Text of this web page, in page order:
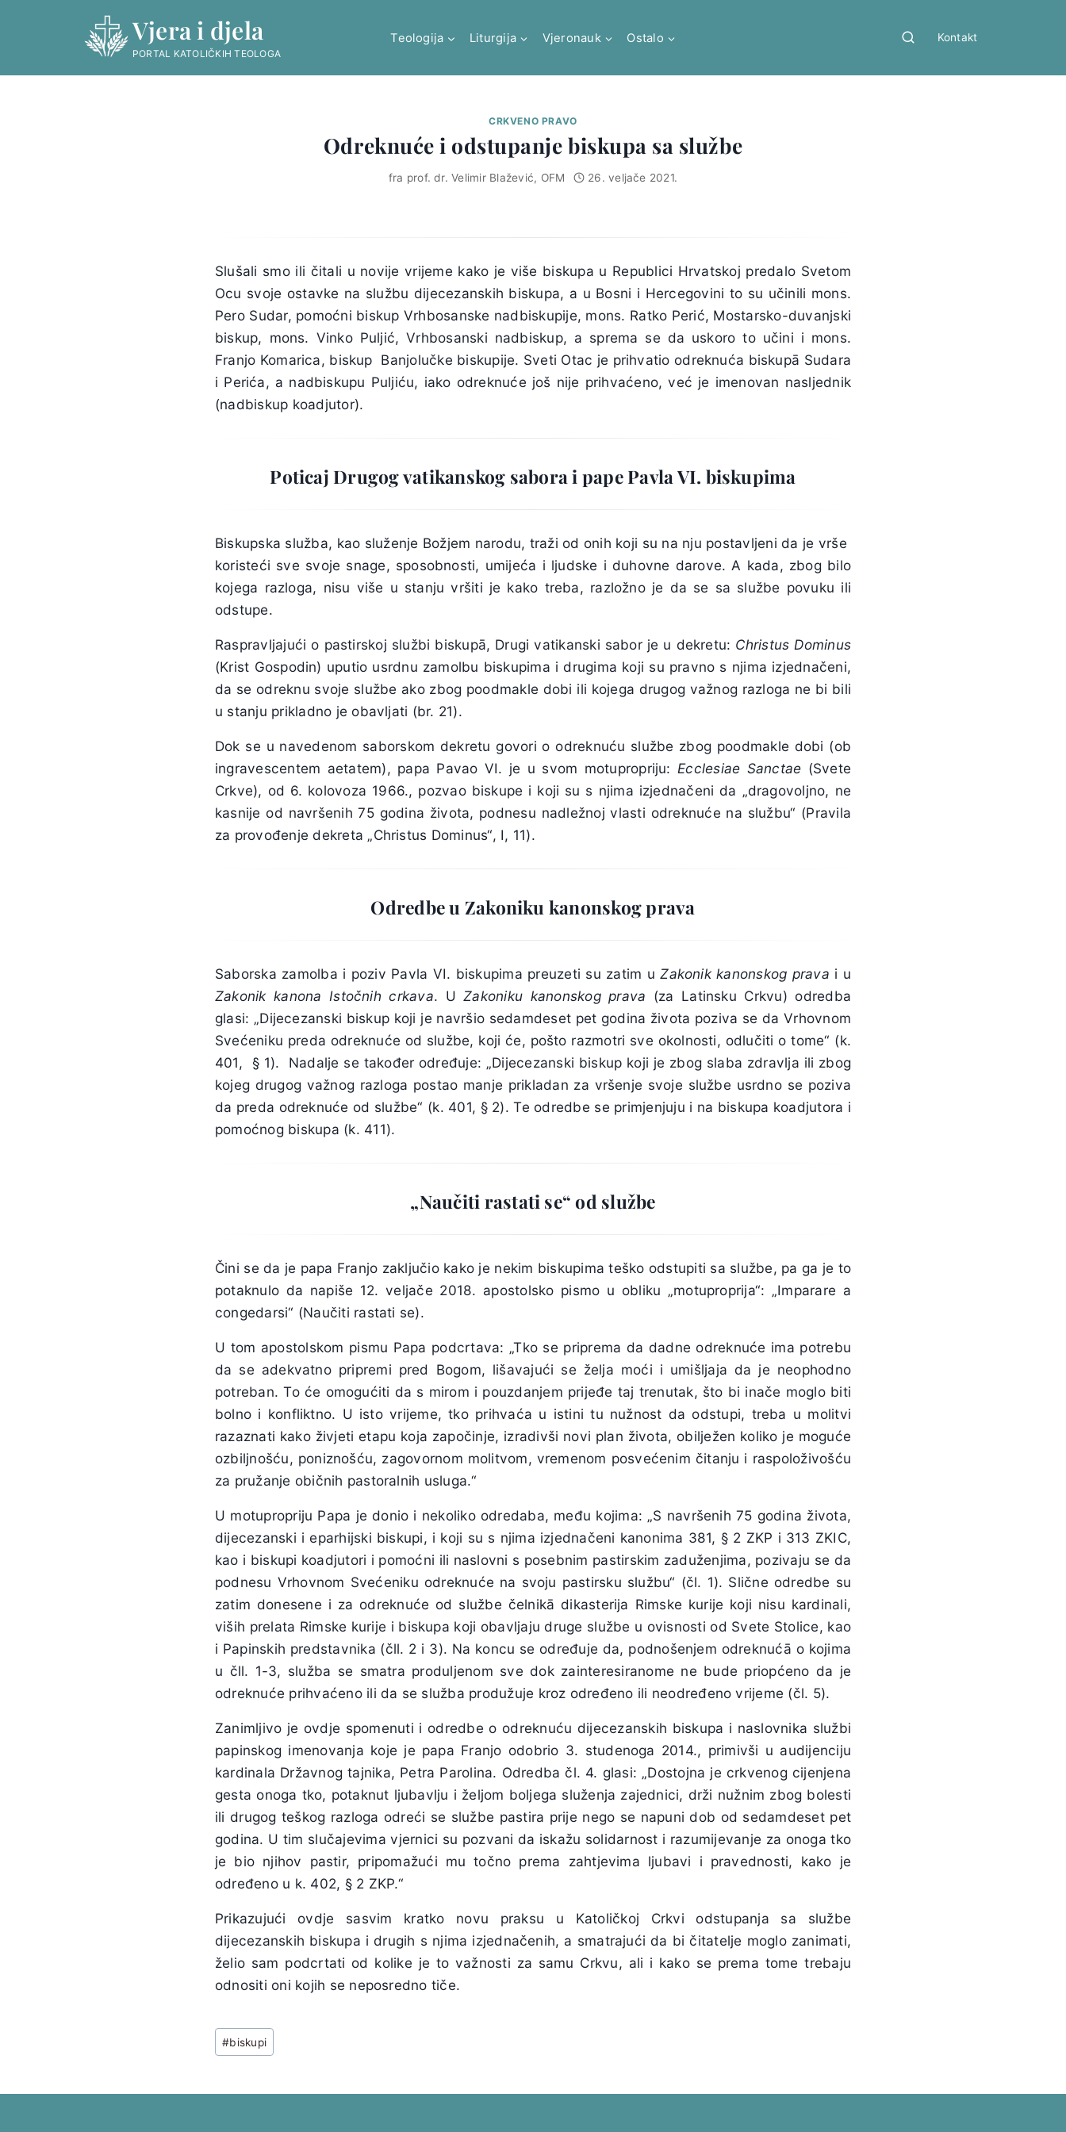
Vjera i djela
PORTAL KATOLIČKIH TEOLOGA
Teologija Liturgija Vjeronauk Ostalo Kontakt
CRKVENO PRAVO
Odreknuće i odstupanje biskupa sa službe
fra prof. dr. Velimir Blažević, OFM 26. veljače 2021.
Slušali smo ili čitali u novije vrijeme kako je više biskupa u Republici Hrvatskoj predalo Svetom
Ocu svoje ostavke na službu dijecezanskih biskupa, a u Bosni i Hercegovini to su učinili mons.
Pero Sudar, pomoćni biskup Vrhbosanske nadbiskupije, mons. Ratko Perić, Mostarsko-duvanjski
biskup, mons. Vinko Puljić, Vrhbosanski nadbiskup, a sprema se da uskoro to učini i mons.
Franjo Komarica, biskup Banjolučke biskupije. Sveti Otac je prihvatio odreknuća biskupā Sudara
i Perića, a nadbiskupu Puljiću, iako odreknuće još nije prihvaćeno, već je imenovan nasljednik
(nadbiskup koadjutor).
Poticaj Drugog vatikanskog sabora i pape Pavla VI. biskupima
Biskupska služba, kao služenje Božjem narodu, traži od onih koji su na nju postavljeni da je vrše
koristeći sve svoje snage, sposobnosti, umijeća i ljudske i duhovne darove. A kada, zbog bilo
kojega razloga, nisu više u stanju vršiti je kako treba, razložno je da se sa službe povuku ili
odstupe.
Raspravljajući o pastirskoj službi biskupā, Drugi vatikanski sabor je u dekretu: Christus Dominus
(Krist Gospodin) uputio usrdnu zamolbu biskupima i drugima koji su pravno s njima izjednačeni,
da se odreknu svoje službe ako zbog poodmakle dobi ili kojega drugog važnog razloga ne bi bili
u stanju prikladno je obavljati (br. 21).
Dok se u navedenom saborskom dekretu govori o odreknuću službe zbog poodmakle dobi (ob
ingravescentem aetatem), papa Pavao VI. je u svom motupropriju: Ecclesiae Sanctae (Svete
Crkve), od 6. kolovoza 1966., pozvao biskupe i koji su s njima izjednačeni da „dragovoljno, ne
kasnije od navršenih 75 godina života, podnesu nadležnoj vlasti odreknuće na službu“ (Pravila
za provođenje dekreta „Christus Dominus“, I, 11).
Odredbe u Zakoniku kanonskog prava
Saborska zamolba i poziv Pavla VI. biskupima preuzeti su zatim uZakonik kanonskog prava i u
Zakonik kanona Istočnih crkava. UZakoniku kanonskog prava (za Latinsku Crkvu) odredba
glasi: „Dijecezanski biskup koji je navršio sedamdeset pet godina života poziva se da Vrhovnom
Svećeniku preda odreknuće od službe, koji će, pošto razmotri sve okolnosti, odlučiti o tome“ (k.
401, § 1). Nadalje se također određuje: „Dijecezanski biskup koji je zbog slaba zdravlja ili zbog
kojeg drugog važnog razloga postao manje prikladan za vršenje svoje službe usrdno se poziva
da preda odreknuće od službe“ (k. 401, § 2). Te odredbe se primjenjuju i na biskupa koadjutora i
pomoćnog biskupa (k. 411).
„Naučiti rastati se“ od službe
Čini se da je papa Franjo zaključio kako je nekim biskupima teško odstupiti sa službe, pa ga je to
potaknulo da napiše 12. veljače 2018. apostolsko pismo u obliku „motuproprija“: „Imparare a
congedarsi“ (Naučiti rastati se).
U tom apostolskom pismu Papa podcrtava: „Tko se priprema da dadne odreknuće ima potrebu
da se adekvatno pripremi pred Bogom, lišavajući se želja moći i umišljaja da je neophodno
potreban. To će omogućiti da s mirom i pouzdanjem prijeđe taj trenutak, što bi inače moglo biti
bolno i konfliktno. U isto vrijeme, tko prihvaća u istini tu nužnost da odstupi, treba u molitvi
razaznati kako živjeti etapu koja započinje, izradivši novi plan života, obilježen koliko je moguće
ozbiljnošću, poniznošću, zagovornom molitvom, vremenom posvećenim čitanju i raspoloživošću
za pružanje običnih pastoralnih usluga.“
U motupropriju Papa je donio i nekoliko odredaba, među kojima: „S navršenih 75 godina života,
dijecezanski i eparhijski biskupi, i koji su s njima izjednačeni kanonima 381, § 2 ZKP i 313 ZKIC,
kao i biskupi koadjutori i pomoćni ili naslovni s posebnim pastirskim zaduženjima, pozivaju se da
podnesu Vrhovnom Svećeniku odreknuće na svoju pastirsku službu“ (čl. 1). Slične odredbe su
zatim donesene i za odreknuće od službe čelnikā dikasterija Rimske kurije koji nisu kardinali,
viših prelata Rimske kurije i biskupa koji obavljaju druge službe u ovisnosti od Svete Stolice, kao
i Papinskih predstavnika (čll. 2 i 3). Na koncu se određuje da, podnošenjem odreknućā o kojima
u čll. 1-3, služba se smatra produljenom sve dok zainteresiranome ne bude priopćeno da je
odreknuće prihvaćeno ili da se služba produžuje kroz određeno ili neodređeno vrijeme (čl. 5).
Zanimljivo je ovdje spomenuti i odredbe o odreknuću dijecezanskih biskupa i naslovnika službi
papinskog imenovanja koje je papa Franjo odobrio 3. studenoga 2014., primivši u audijenciju
kardinala Državnog tajnika, Petra Parolina. Odredba čl. 4. glasi: „Dostojna je crkvenog cijenjena
gesta onoga tko, potaknut ljubavlju i željom boljega služenja zajednici, drži nužnim zbog bolesti
ili drugog teškog razloga odreći se službe pastira prije nego se napuni dob od sedamdeset pet
godina. U tim slučajevima vjernici su pozvani da iskažu solidarnost i razumijevanje za onoga tko
je bio njihov pastir, pripomažući mu točno prema zahtjevima ljubavi i pravednosti, kako je
određeno u k. 402, § 2 ZKP.“
Prikazujući ovdje sasvim kratko novu praksu u Katoličkoj Crkvi odstupanja sa službe
dijecezanskih biskupa i drugih s njima izjednačenih, a smatrajući da bi čitatelje moglo zanimati,
želio sam podcrtati od kolike je to važnosti za samu Crkvu, ali i kako se prema tome trebaju
odnositi oni kojih se neposredno tiče.
Post
Tags:
#biskupi